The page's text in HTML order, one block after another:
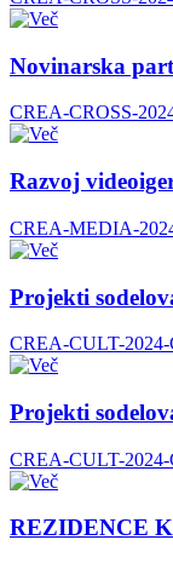
Novinarska
CREA-CROSS-
Razvoj
CREA-MEDIA-
Projekti
CREA-CULT-2024-
Projekti
CREA-CULT-2024-
REZIDENCE